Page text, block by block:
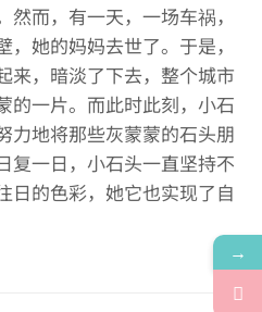
而，有一天，一场车祸，
她的妈妈去世了。于是，
来，暗淡了下去，整个城市
的一片。而此时此刻，小石
力地将那些灰蒙蒙的石头朋
复一日，小石头一直坚持不
日的色彩，她它也实现了自
→